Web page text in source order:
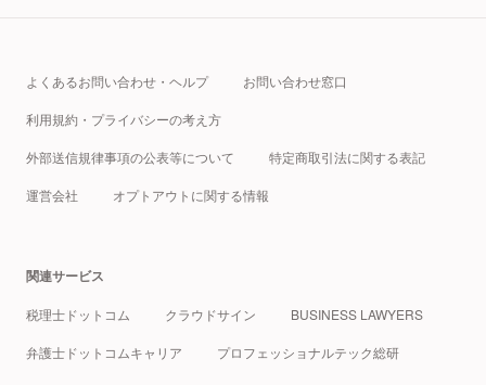
よくあるお問い合わせ・ヘルプ お問い合わせ窓口
利用規約・プライバシーの考え方
外部送信規律事項の公表等について 特定商取引法に関する表記
運営会社 オプトアウトに関する情報
関連サービス
税理士ドットコム クラウドサイン BUSINESS LAWYERS
弁護士ドットコムキャリア プロフェッショナルテック総研